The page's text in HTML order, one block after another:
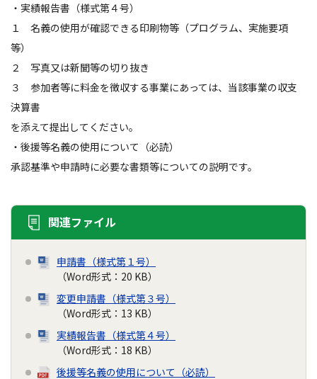
・実績報告書（様式第４号）
１ 名義の使用が確認できる印刷物等（プログラム、実施要項
等）
２ 写真又は新聞等の切り抜き
３ 参加者等に料金を徴収する事業にあっては、当該事業の収支
決算書
を添えて提出してください。
・後援等名義の使用について（必読）
承認基準や申請時に必要な書類等についての説明です。
関連ファイル
申請書（様式第１号）
（Word形式：20 KB）
変更申請書（様式第３号）
（Word形式：13 KB）
実績報告書（様式第４号）
（Word形式：18 KB）
後援等名義の使用について（必読）